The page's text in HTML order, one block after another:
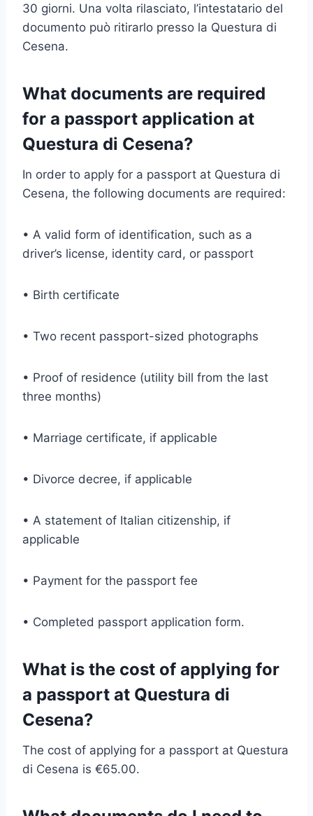
30 giorni. Una volta rilasciato, l’intestatario del
documento può ritirarlo presso la Questura di
Cesena.
What documents are required
for a passport application at
Questura di Cesena?
In order to apply for a passport at Questura di
Cesena, the following documents are required:
• A valid form of identification, such as a
driver’s license, identity card, or passport
• Birth certificate
• Two recent passport-sized photographs
• Proof of residence (utility bill from the last
three months)
• Marriage certificate, if applicable
• Divorce decree, if applicable
• A statement of Italian citizenship, if
applicable
• Payment for the passport fee
• Completed passport application form.
What is the cost of applying for
a passport at Questura di
Cesena?
The cost of applying for a passport at Questura
di Cesena is €65.00.